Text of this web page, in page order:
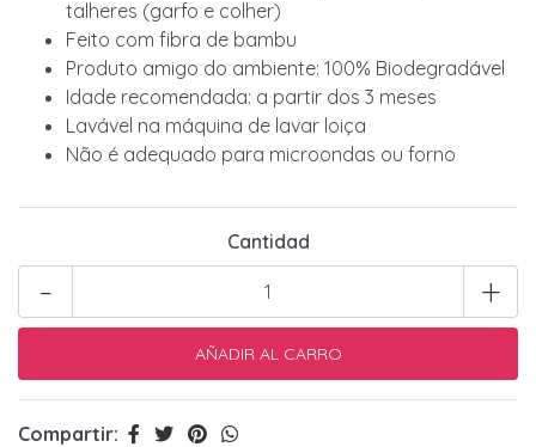
talheres (garfo e colher)
Feito com fibra de bambu
Produto amigo do ambiente: 100% Biodegradável
Idade recomendada: a partir dos 3 meses
Lavável na máquina de lavar loiça
Não é adequado para microondas ou forno
Cantidad
+
-
Compartir: